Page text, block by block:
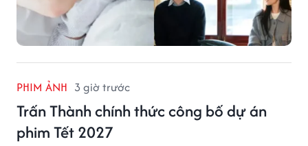
PHIM ẢNH 3 giờ trước
Trấn Thành chính thức công bố dự án
phim Tết 2027